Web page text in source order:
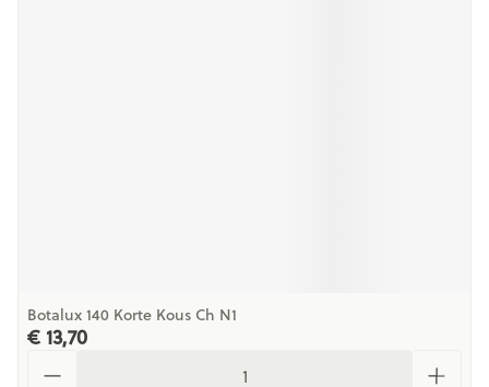
Botalux 140 Korte Kous Ch N1
€ 13,70